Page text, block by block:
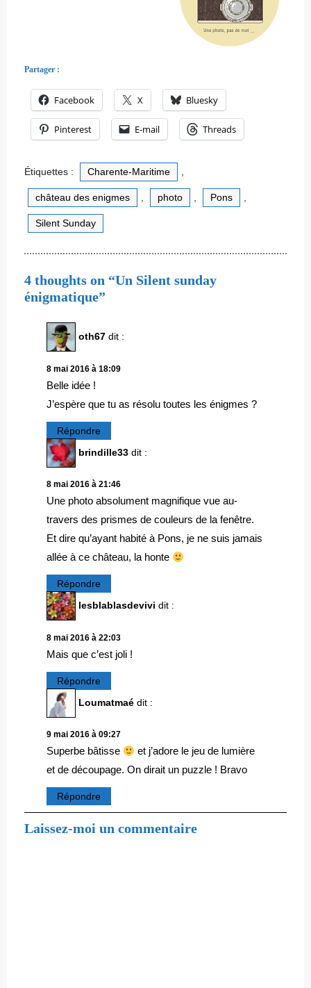
Partager :
Facebook X Bluesky
Pinterest E-mail Threads
Étiquettes : Charente-Maritime
château des enigmes photo Pons
Silent Sunday
4 thoughts on “Un Silent sunday
énigmatique”
oth67 dit :
8 mai 2016 à 18:09
Belle idée !
J’espère que tu as résolu toutes les énigmes ?
Répondre
brindille33 dit :
8 mai 2016 à 21:46
Une photo absolument magnifique vue au-
travers des prismes de couleurs de la fenêtre.
Et dire qu’ayant habité à Pons, je ne suis jamais
allée à ce château, la honte
Répondre
lesblablasdevivi dit :
8 mai 2016 à 22:03
Mais que c’est joli !
Répondre
Loumatmaé dit :
9 mai 2016 à 09:27
Superbe bâtisse
et j’adore le jeu de lumière
et de découpage. On dirait un puzzle ! Bravo
Répondre
Laissez-moi un commentaire